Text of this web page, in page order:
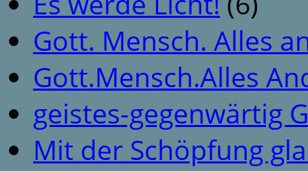
Gott. Mensch. Alles
Gott.Mensch.Alles
geistes-gegenwärtig
Mit der Schöpfung